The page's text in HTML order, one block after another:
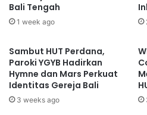
hadir dalam setiap perutusan
karunia.
Bali Tengah
1 week ago
Sambut HUT Perdana,
Paroki YGYB Hadirkan
Hymne dan Mars Perkuat
Identitas Gereja Bali
3 weeks ago